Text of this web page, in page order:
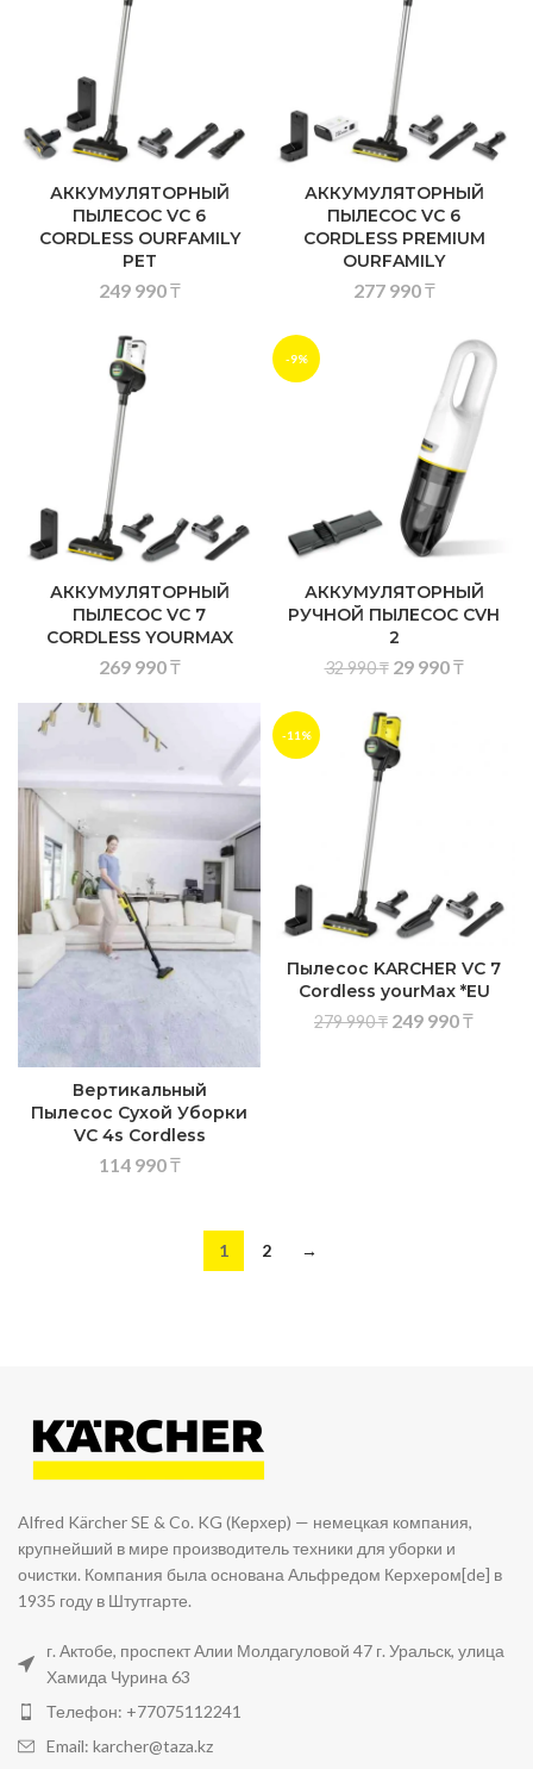
АККУМУЛЯТОРНЫЙ
ПЫЛЕСОС VC 6
CORDLESS OURFAMILY
PET
249 990₸
АККУМУЛЯТОРНЫЙ
ПЫЛЕСОС VC 6
CORDLESS PREMIUM
OURFAMILY
277 990₸
АККУМУЛЯТОРНЫЙ
ПЫЛЕСОС VC 7
CORDLESS YOURMAX
269 990₸
-9%
АККУМУЛЯТОРНЫЙ
РУЧНОЙ ПЫЛЕСОС CVH
2
32 990₸ 29 990₸
Вертикальный
Пылесос Сухой Уборки
VC 4s Cordless
114 990₸
-11%
Пылесос KARCHER VC 7
Cordless yourMax *EU
279 990₸ 249 990₸
1 2 →
Alfred Kärcher SE & Co. KG (Керхер) — немецкая компания,
крупнейший в мире производитель техники для уборки и
очистки. Компания была основана Альфредом Керхером[de] в
1935 году в Штутгарте.
г. Актобе, проспект Алии Молдагуловой 47 г. Уральск, улица
Хамида Чурина 63
Телефон: +77075112241
Email: karcher@taza.kz